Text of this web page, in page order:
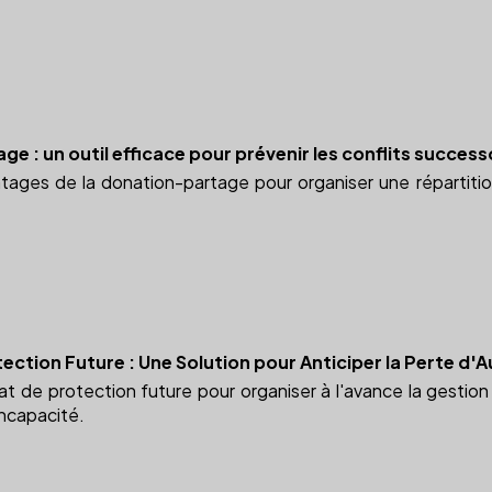
: un outil efficace pour prévenir les conflits
de la donation-partage pour organiser une
Future : Une Solution pour Anticiper la Perte
de protection future pour organiser à l'avance la